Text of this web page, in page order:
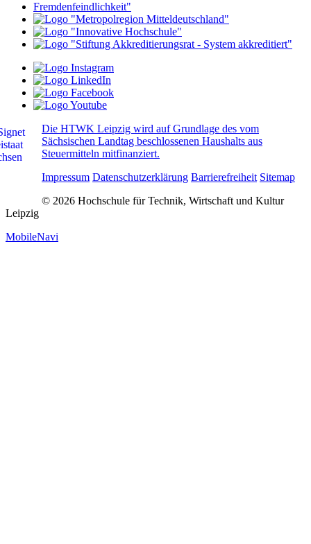
Die HTWK Leipzig wird auf Grundlage des vom
Sächsischen Landtag beschlossenen Haushalts aus
Steuermitteln mitfinanziert.
Impressum Datenschutzerklärung Barrierefreiheit Sitemap
© 2026 Hochschule für Technik, Wirtschaft und Kultur
Leipzig
MobileNavi